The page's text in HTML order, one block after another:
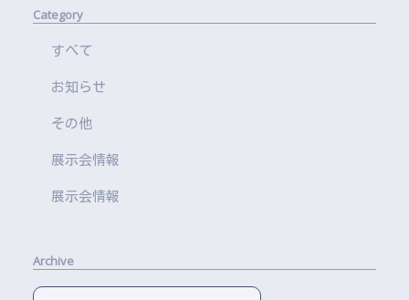
Category
すべて
お知らせ
その他
展示会情報
展示会情報
Archive